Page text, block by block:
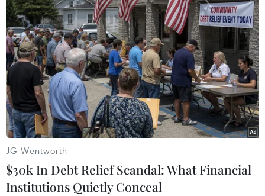
Thủ tướng Ấn Độ thăm Pháp nhằm tạo
"một bước tiến lịch sử"
JG Wentworth
$30k In Debt Relief Scandal: What Financial
Institutions Quietly Conceal